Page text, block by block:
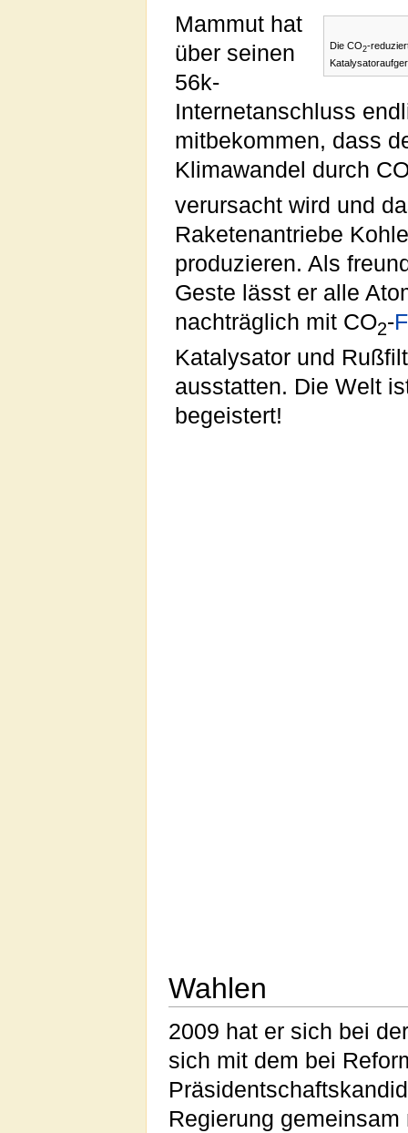
Die CO2-
Mammut hat
über seinen
56k-
Internetanschluss
mitbekommen, dass
Klimawandel durch
verursacht wird und
Raketenantriebe
produzieren. Als
Geste lässt er alle
nachträglich mit CO2-
Katalysator und
ausstatten. Die Welt
begeistert!
Wahlen
2009 hat er sich bei
sich mit dem bei
Regierung